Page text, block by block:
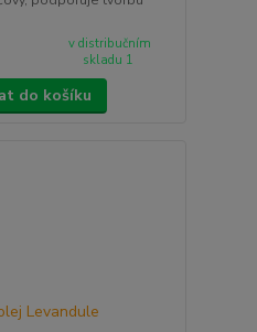
v distribučním
skladu 1
do košíku